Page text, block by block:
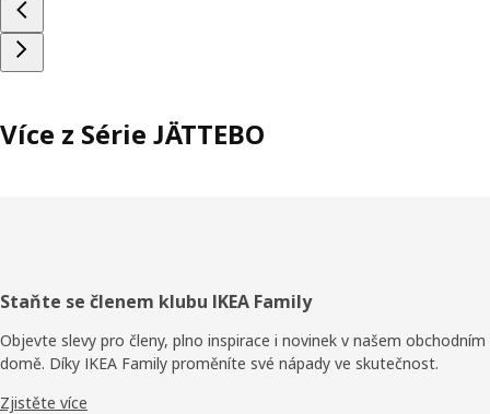
Více z Série JÄTTEBO
Zápatí
Staňte se členem klubu IKEA Family
Objevte slevy pro členy, plno inspirace i novinek v našem obchodním
domě. Díky IKEA Family proměníte své nápady ve skutečnost.
Zjistěte více